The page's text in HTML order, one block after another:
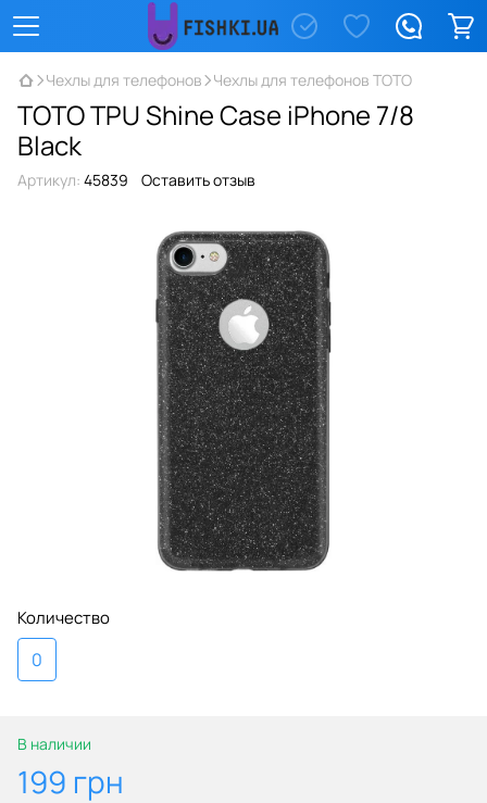
Чехлы для телефонов Чехлы для телефонов TOTO
TOTO TPU Shine Case iPhone 7/8
Black
Артикул: 45839 Оставить отзыв
Количество
0
В наличии
199 грн